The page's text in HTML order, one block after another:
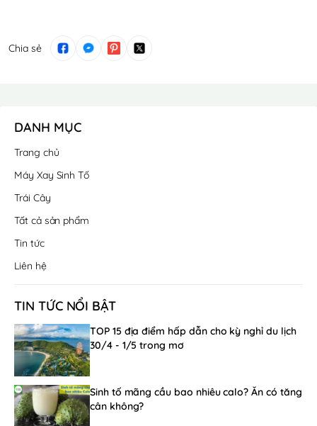
Chia sẻ
DANH MỤC
Trang chủ
Máy Xay Sinh Tố
Trái Cây
Tất cả sản phẩm
Tin tức
Liên hệ
TIN TỨC NỔI BẬT
TOP 15 địa điểm hấp dẫn cho kỳ nghỉ du lịch
30/4 - 1/5 trong mơ
Sinh tố mãng cầu bao nhiêu calo? Ăn có tăng
cân không?